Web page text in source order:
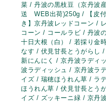
菜 / 丹波の黒枝豆（京丹波
送 WEB出荷)250g / 【皮
き】京丹波レッドコーン /
コーン / コールラビ / 丹波
十日大根（白） / 若採り金
なす / 伏見甘長とうがらし
新にんにく / 京丹波ラディ
波ラディッシュ / 京丹波
イズ / 瑞穂ほうれん草 / ラ
ほうれん草 / 伏見甘長とう
イズ / ズッキーニ緑 / 京丹